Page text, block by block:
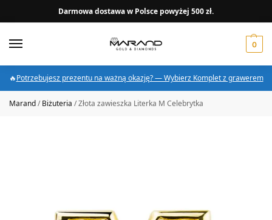
Darmowa dostawa w Polsce powyżej 500 zł.
0
🔥Potrzebujesz prezentu na ważną okazję? — Wybierz Komplet z grawerem
Marand/Biżuteria /Złota zawieszka Literka M Celebrytka